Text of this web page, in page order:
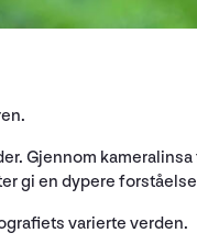
Gjennom
gi en dypere
varierte verden.